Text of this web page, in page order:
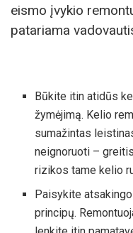
eismo įvykio
patariama
Būkite itin atidūs
žymėjimą. Kelio
sumažintas
neignoruoti –
rizikos tame kelio
Paisykite
principų.